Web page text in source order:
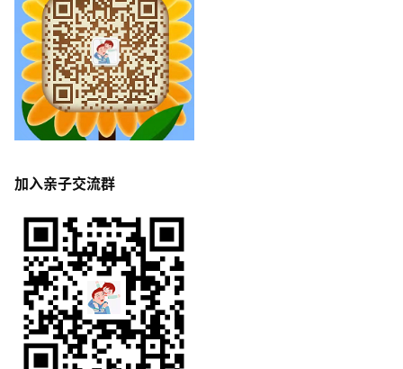
加入亲子交流群